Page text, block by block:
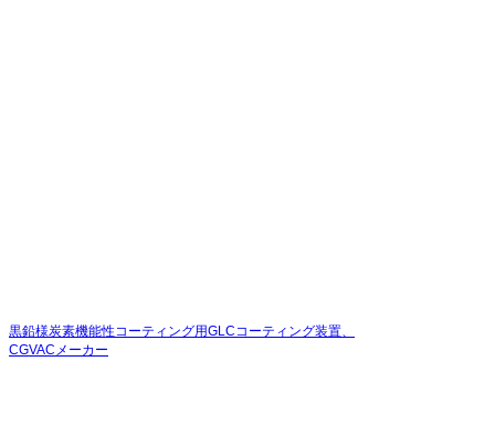
黒鉛様炭素機能性コーティング用GLCコーティング装置、
CGVACメーカー